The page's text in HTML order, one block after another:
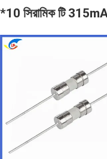
সিরামিক টি 315mA-